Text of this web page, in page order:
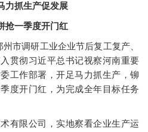
抓生产促发展
一季度开门红
调研工业企业节后复工复产、
贯彻习近平总书记视察河南重要
工作部署，开足马力抓生产，铆
度开门红，为完成全年目标任务
限公司，实地察看企业生产运